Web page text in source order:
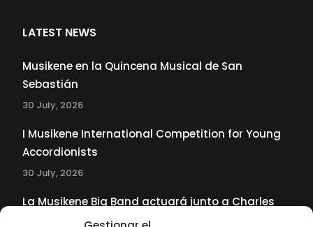
LATEST NEWS
Musikene en la Quincena Musical de San
Sebastián
30 July, 2026
I Musikene International Competition for Young
Accordionists
30 July, 2026
La Musikene Big Band actuará junto a Charles
Tolliver en el 61 Jazzaldia